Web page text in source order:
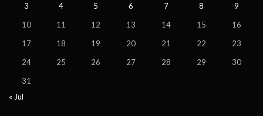
3
4 5 6 7 8
9
10
11 12 13 14 15
16
17
18 19 20 21 22
23
24
25 26 27 28 29
30
31
« Jul